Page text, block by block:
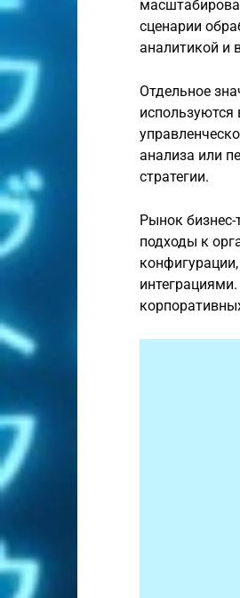
сценарии
аналитикой и
Отдельное
используются
анализа или
стратегии.
Рынок
подходы к